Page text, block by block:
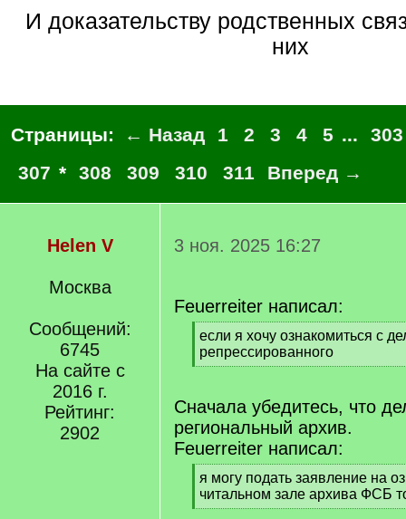
и доказательству родственных связей. Ответы на
них
Страницы: ← Назад 1 2 3 4 5 ...
303
307 * 308 309 310 311 Вперед →
Helen V
Москва
Сообщений:
6745
На сайте с
2016 г.
Рейтинг:
2902
3 ноя. 2025 16:27
Feuerreiter написал:
[
q
]
если я хочу ознакомиться с
репрессированного
[
q
]
Сначала убедитесь, что
региональный архив.
Feuerreiter написал:
[
q
]
я могу подать заявление на
читальном зале архива ФСБ
[